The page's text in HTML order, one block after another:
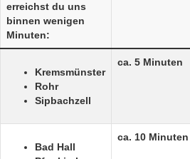
erreichst du uns
binnen wenigen
Minuten:
Kremsmünster
Rohr
Sipbachzell
ca. 5 Minuten
Bad Hall
ca. 10 Minuten